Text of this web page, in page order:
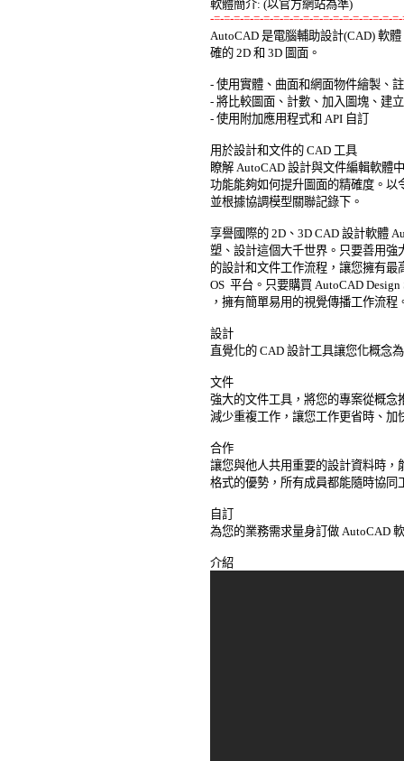
-=-=-=-=-=-=-=-=-=-=-=-=-=-=-=-=-=-=-
AutoCAD 是電腦輔助設計(CAD) 軟
確的 2D 和 3D 圖面。
- 使用實體、曲面和網面物件繪製、
- 將比較圖面、計數、加入圖塊、建
- 使用附加應用程式和 API 自訂
用於設計和文件的 CAD 工具
瞭解 AutoCAD 設計與文件編輯軟體
功能能夠如何提升圖面的精確度。
並根據協調模型關聯記錄下。
享譽國際的 2D、3D CAD 設計軟體
塑、設計這個大千世界。只要善用
的設計和文件工作流程，讓您擁有最
OS  平台。只要購買 AutoCAD
，擁有簡單易用的視覺傳播工作流程
設計
直覺化的 CAD 設計工具讓您化概念
文件
強大的文件工具，將您的專案從概
減少重複工作，讓您工作更省時、加
合作
讓您與他人共用重要的設計資料時
格式的優勢，所有成員都能隨時協同
自訂
為您的業務需求量身訂做 AutoCAD